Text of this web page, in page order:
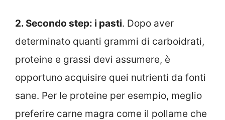
2. Secondo step: i pasti. Dopo aver
determinato quanti grammi di carboidrati,
proteine e grassi devi assumere, è
opportuno acquisire quei nutrienti da fonti
sane. Per le proteine per esempio, meglio
preferire carne magra come il pollame che